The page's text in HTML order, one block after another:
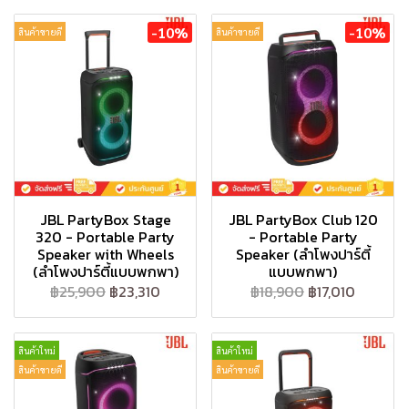
สินค้าขายดี -10%
JBL PartyBox Stage
320 - Portable Party
Speaker with Wheels
(ลำโพงปาร์ตี้แบบพกพา)
฿25,900 ฿23,310
สินค้าขายดี -10%
JBL PartyBox Club 120
- Portable Party
Speaker (ลำโพงปาร์ตี้
แบบพกพา)
฿18,900 ฿17,010
สินค้าใหม่
สินค้าขายดี
สินค้าใหม่
สินค้าขายดี